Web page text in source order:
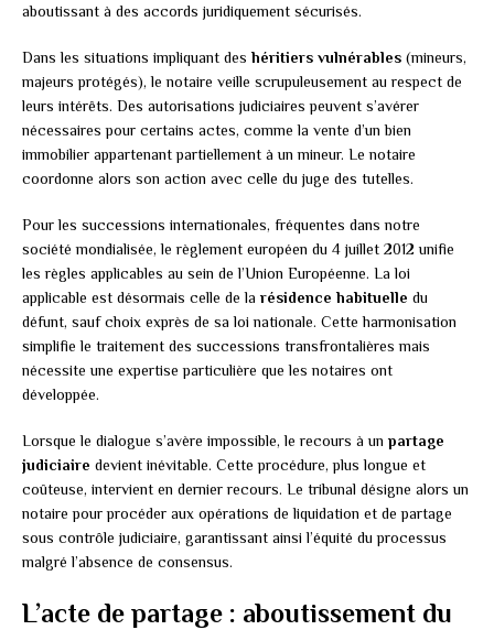
aboutissant à des accords juridiquement sécurisés.
Dans les situations impliquant deshéritiers vulnérables (mineurs,
majeurs protégés), le notaire veille scrupuleusement au respect de
leurs intérêts. Des autorisations judiciaires peuvent s’avérer
nécessaires pour certains actes, comme la vente d’un bien
immobilier appartenant partiellement à un mineur. Le notaire
coordonne alors son action avec celle du juge des tutelles.
Pour les successions internationales, fréquentes dans notre
société mondialisée, le règlement européen du 4 juillet 2012 unifie
les règles applicables au sein de l’Union Européenne. La loi
applicable est désormais celle de la résidence habituelle du
défunt, sauf choix exprès de sa loi nationale. Cette harmonisation
simplifie le traitement des successions transfrontalières mais
nécessite une expertise particulière que les notaires ont
développée.
Lorsque le dialogue s’avère impossible, le recours à un partage
judiciaire devient inévitable. Cette procédure, plus longue et
coûteuse, intervient en dernier recours. Le tribunal désigne alors un
notaire pour procéder aux opérations de liquidation et de partage
sous contrôle judiciaire, garantissant ainsi l’équité du processus
malgré l’absence de consensus.
L’acte de partage : aboutissement du